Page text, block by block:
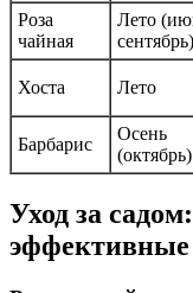
Роза
чайная
Лето
сентябрь)
Хоста Лето
Барбарис
Осень
(октябрь)
Уход за
эффективные